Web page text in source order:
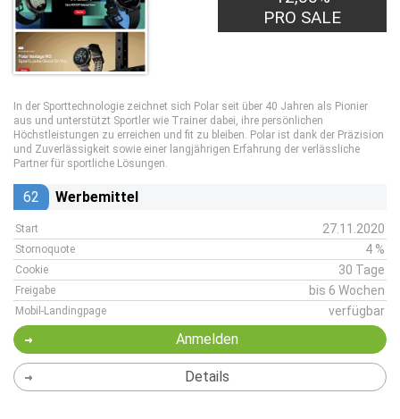
PRO SALE
In der Sporttechnologie zeichnet sich Polar seit über 40 Jahren als Pionier
aus und unterstützt Sportler wie Trainer dabei, ihre persönlichen
Höchstleistungen zu erreichen und fit zu bleiben. Polar ist dank der Präzision
und Zuverlässigkeit sowie einer langjährigen Erfahrung der verlässliche
Partner für sportliche Lösungen.
62 Werbemittel
Start 27.11.2020
Stornoquote 4 %
Cookie 30 Tage
Freigabe bis 6 Wochen
Mobil-Landingpage verfügbar
Anmelden
Details